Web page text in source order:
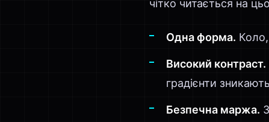
чітко читається на
Одна форма.
Високий контраст.
градієнти
Безпечна маржа.